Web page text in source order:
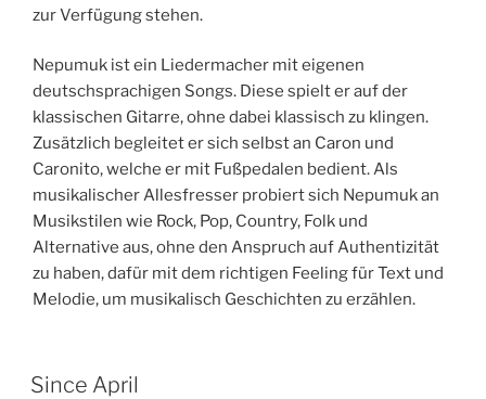
zur Verfügung stehen.
Nepumuk ist ein Liedermacher mit eigenen
deutschsprachigen Songs. Diese spielt er auf der
klassischen Gitarre, ohne dabei klassisch zu klingen.
Zusätzlich begleitet er sich selbst an Caron und
Caronito, welche er mit Fußpedalen bedient. Als
musikalischer Allesfresser probiert sich Nepumuk an
Musikstilen wie Rock, Pop, Country, Folk und
Alternative aus, ohne den Anspruch auf Authentizität
zu haben, dafür mit dem richtigen Feeling für Text und
Melodie, um musikalisch Geschichten zu erzählen.
Since April